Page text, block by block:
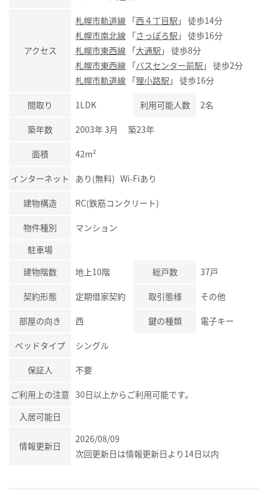
アクセス
札幌市軌道線 「西４丁目駅 」 徒歩14分
札幌市南北線 「さっぽろ駅 」 徒歩16分
札幌市東西線 「大通駅 」 徒歩8分
札幌市東西線 「バスセンター前駅 」 徒歩2分
札幌市軌道線 「狸小路駅 」 徒歩16分
間取り 1LDK 利用可能人数 2名
築年数 2003年 3月 築23年
面積 42m²
インターネット あり(無料) Wi-Fiあり
建物構造 RC(鉄筋コンクリート)
物件種別
マンション
駐車場
建物階数
地上10階 総戸数 37戸
契約形態 定期借家契約 取引態様 その他
部屋の向き 西 鍵の種類 電子キー
ベッドタイプ シングル
保証人 不要
ご利用上の注意 30日以上からご利用可能です。
入居可能日
情報更新日
2026/08/09
次回更新日は情報更新日より14日以内